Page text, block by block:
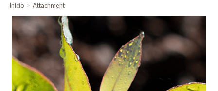
Inicio Attachment